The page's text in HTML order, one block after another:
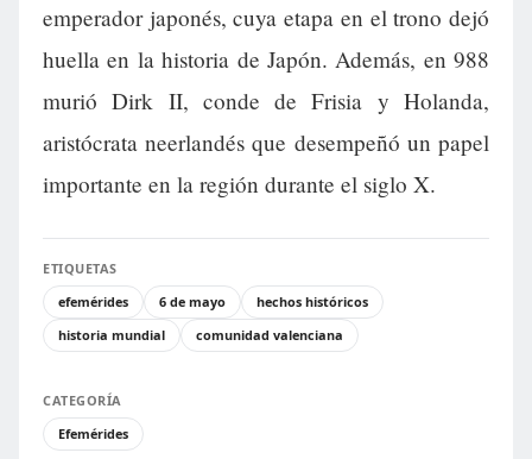
emperador japonés, cuya etapa en el trono dejó
huella en la historia de Japón. Además, en 988
murió Dirk II, conde de Frisia y Holanda,
aristócrata neerlandés que desempeñó un papel
importante en la región durante el siglo X.
ETIQUETAS
efemérides
6 de mayo
hechos históricos
historia mundial
comunidad valenciana
CATEGORÍA
Efemérides